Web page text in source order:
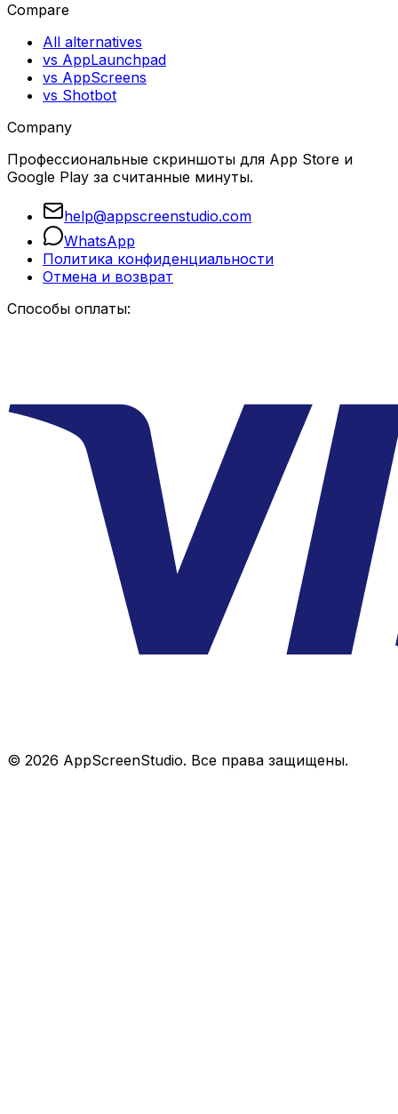
Compare
All alternatives
vs AppLaunchpad
vs AppScreens
vs Shotbot
Company
Профессиональные скриншоты для App Store и
Google Play за считанные минуты.
help@appscreenstudio.com
WhatsApp
Политика конфиденциальности
Отмена и возврат
Способы оплаты:
© 2026 AppScreenStudio. Все права защищены.